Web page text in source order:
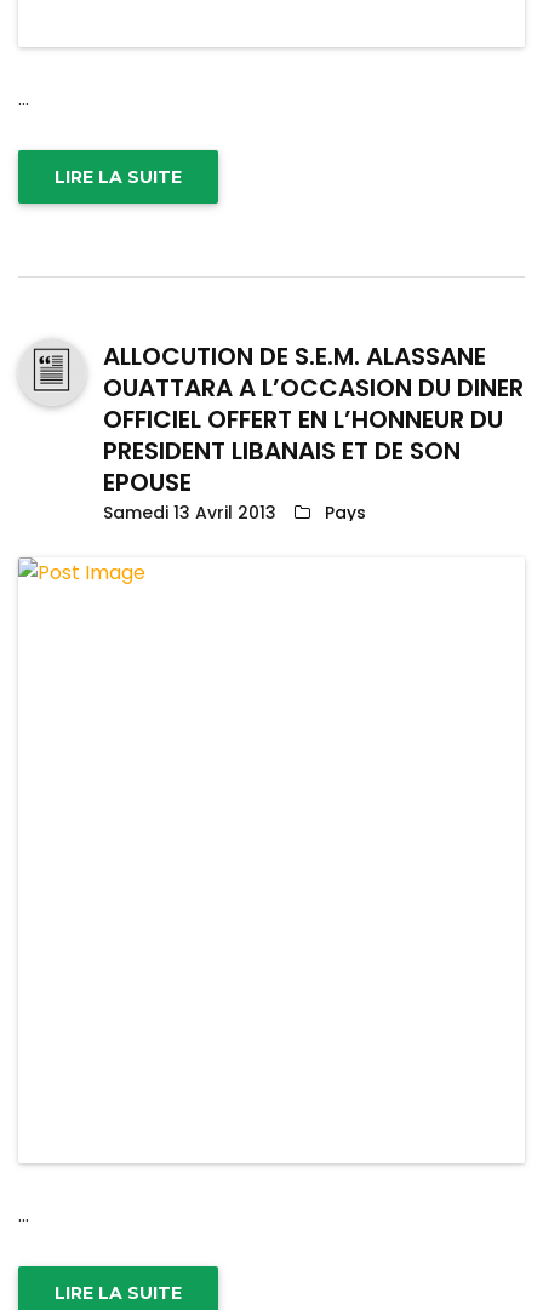
...
LIRE LA SUITE
ALLOCUTION DE S.E.M. ALASSANE
OUATTARA A L’OCCASION DU DINER
OFFICIEL OFFERT EN L’HONNEUR DU
PRESIDENT LIBANAIS ET DE SON
EPOUSE
Samedi 13 Avril 2013 Pays
...
LIRE LA SUITE